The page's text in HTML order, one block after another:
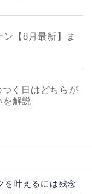
【8月最新】ま
つく日はどちらが
解説
を叶えるには残念